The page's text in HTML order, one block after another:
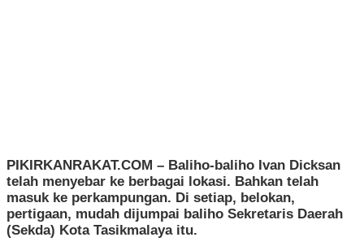
PIKIRKANRAKAT.COM – Baliho-baliho Ivan Dicksan
telah menyebar ke berbagai lokasi. Bahkan telah
masuk ke perkampungan. Di setiap, belokan,
pertigaan, mudah dijumpai baliho Sekretaris Daerah
(Sekda) Kota Tasikmalaya itu.